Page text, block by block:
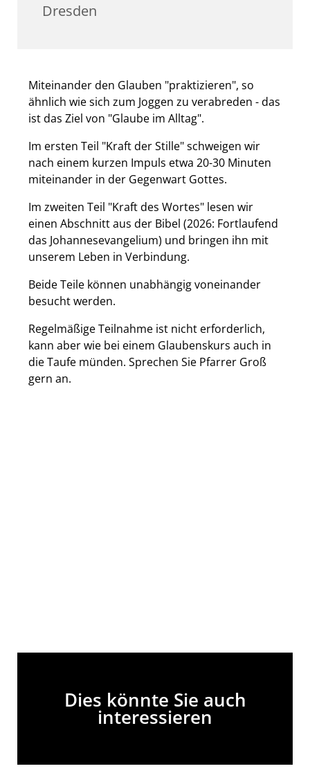
Dresden
Miteinander den Glauben "praktizieren", so
ähnlich wie sich zum Joggen zu verabreden - das
ist das Ziel von "Glaube im Alltag".
Im ersten Teil "Kraft der Stille" schweigen wir
nach einem kurzen Impuls etwa 20-30 Minuten
miteinander in der Gegenwart Gottes.
Im zweiten Teil "Kraft des Wortes" lesen wir
einen Abschnitt aus der Bibel (2026: Fortlaufend
das Johannesevangelium) und bringen ihn mit
unserem Leben in Verbindung.
Beide Teile können unabhängig voneinander
besucht werden.
Regelmäßige Teilnahme ist nicht erforderlich,
kann aber wie bei einem Glaubenskurs auch in
die Taufe münden. Sprechen Sie Pfarrer Groß
gern an.
Dies könnte Sie auch
interessieren